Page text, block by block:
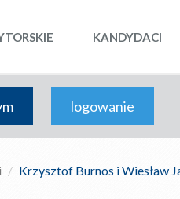
KANDYDACI
logowanie
Krzysztof Burnos i Wiesław